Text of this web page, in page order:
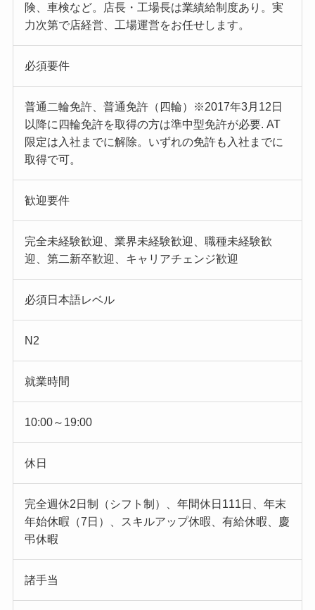
険、車検など。店長・工場長は業績給制度あり。実
力次第で店経営、工場運営をお任せします。
必須要件
普通二輪免許、普通免許（四輪）※2017年3月12日
以降に四輪免許を取得の方は準中型免許が必要. AT
限定は入社までに解除。いずれの免許も入社までに
取得で可。
歓迎要件
完全未経験歓迎、業界未経験歓迎、職種未経験歓
迎、第二新卒歓迎、キャリアチェンジ歓迎
必須日本語レベル
N2
就業時間
10:00～19:00
休日
完全週休2日制（シフト制）、年間休日111日、年末
年始休暇（7日）、スキルアップ休暇、有給休暇、慶
弔休暇
諸手当